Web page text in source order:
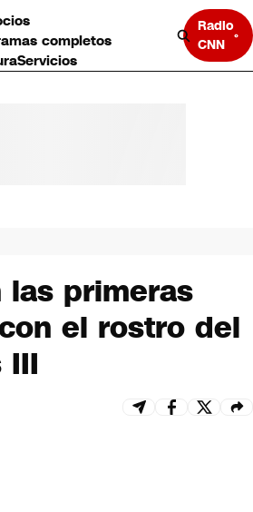
completos
Servicios
Radio
CNN
las primeras
el rostro del
III